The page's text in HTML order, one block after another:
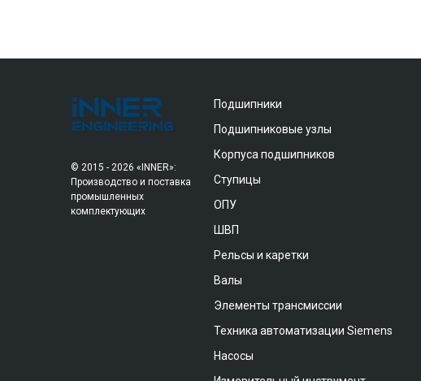
© 2015 - 2026 «INNER»:
Производство и поставка
промышленных
комплектующих
Подшипники
Подшипниковые узлы
Корпуса подшипников
Ступицы
ОПУ
ШВП
Рельсы и каретки
Валы
Элементы трансмиссии
Техника автоматизации Siemens
Насосы